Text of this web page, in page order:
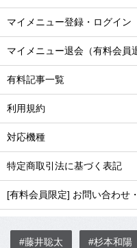
マイメニュー登録・ログイン
マイメニュー退会（有料会員
有料記事一覧
利用規約
対応機種
特定商取引法に基づく表記
[有料会員限定] お問い合わせ
#藤井聡太 #杉本和陽